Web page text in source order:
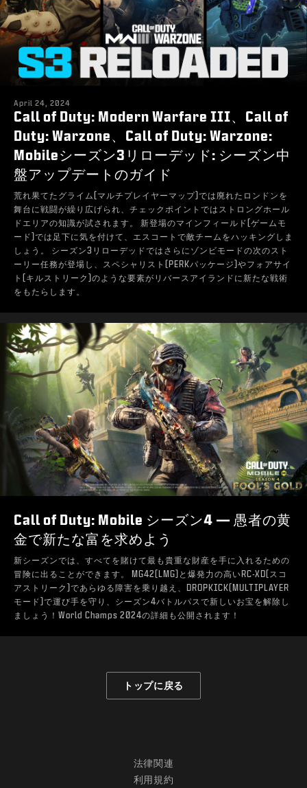
April 24, 2024
Call of Duty: Modern Warfare III、Call of
Duty: Warzone、Call of Duty: Warzone:
Mobileシーズン3リローデッド: シーズン中
盤アップデートのガイド
荒れ果てたグライム(マルチプレイヤーマップ)では廃れたロンドンを
舞台に戦闘が繰り広げられ、チェックポイントではストロングホール
ドエリアの知識が試されます。 新登場のマインフィールド(ゲームモ
ード)では足下に気を付けて、エスコートで敵チームをハッキングしま
しょう。 シーズン3リローデッドではさらにゾンビモードの次のスト
ーリー任務が登場し、スペシャリスト(PERKパッケージ)やフォアサイ
ト(キルストリーク)のような要素がリバースアイランドに新たな戦術
をもたらします。
Call of Duty: Mobile シーズン4 — 愚者の黄
金で新たな富を求めよう
新シーズンでは、すべてを賭けて最も貴重な財産を手に入れるための
冒険に出ることができます。 MG42(LMG)と爆発力の高いRC-XD(スコ
アストリーク)であらゆる障害を乗り越え、DROPKICK(MULTIPLAYER
モード)で運び手を守り、シーズン4バトルパスで新しいお宝を解除し
ましょう！World Champs 2024の詳細も公開されます！
トップに戻る
法律関連
利用規約